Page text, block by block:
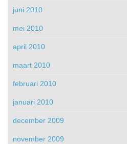
juni 2010
mei 2010
april 2010
maart 2010
februari 2010
januari 2010
december 2009
november 2009